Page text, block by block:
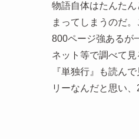
物語自体はたんた
まってしまうのだ
800ページ強あるが
ネット等で調べて
『単独行』も読ん
リーなんだと思い、